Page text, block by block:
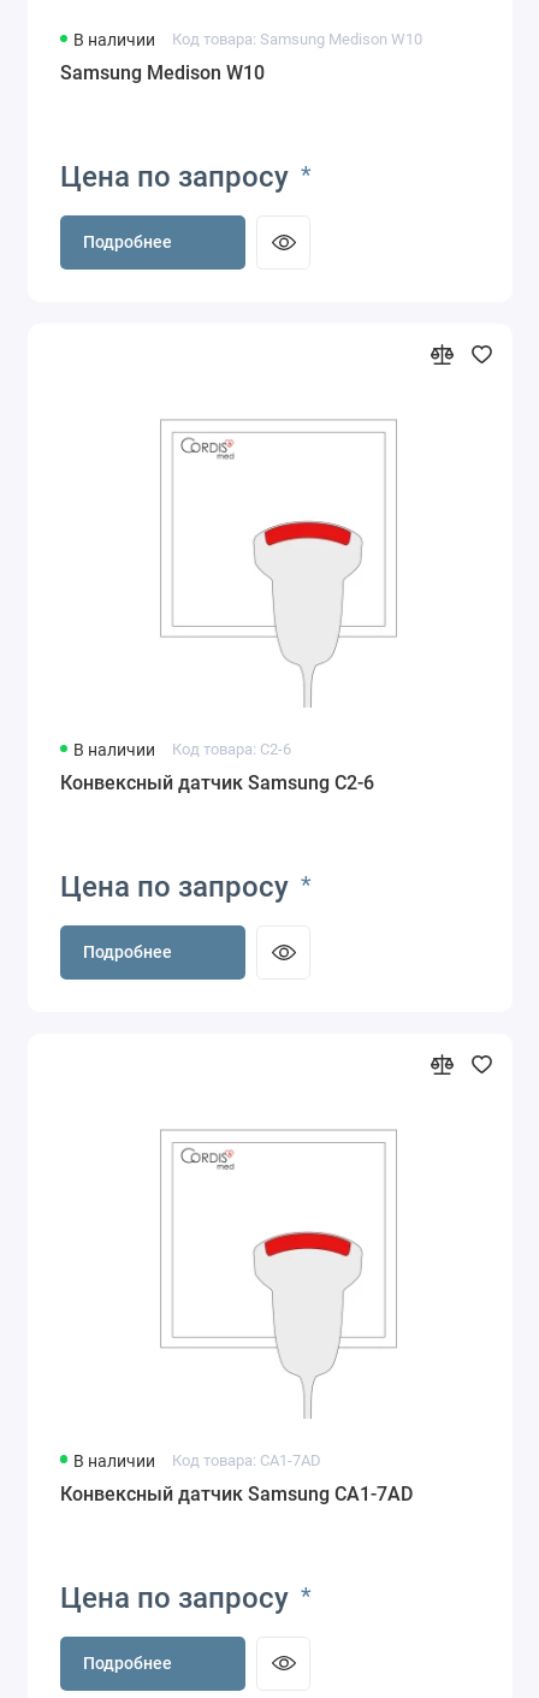
В наличии Код товара: Samsung Medison W10
Samsung Medison W10
Цена по запросу *
Подробнее
В наличии Код товара: C2-6
Конвексный датчик Samsung C2-6
Цена по запросу *
Подробнее
В наличии Код товара: CA1-7AD
Конвексный датчик Samsung CA1-7AD
Цена по запросу *
Подробнее